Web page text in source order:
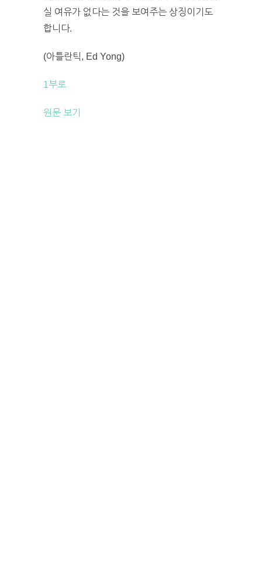
실 여유가 없다는 것을 보여주는 상징이기도
합니다.
(아틀란틱, Ed Yong)
1부로
원문 보기